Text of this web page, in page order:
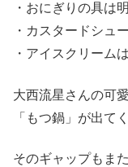
・おにぎりの具は
・カスタードシュ
・アイスクリーム
大西流星さんの可
「もつ鍋」が出て
そのギャップもま